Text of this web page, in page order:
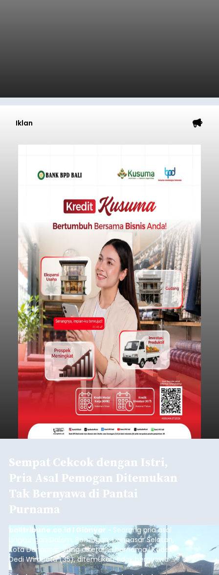
Iklan
Sempat Cekcok dengan Istri,
Pria Asal Pemogan Ditemukan
Tak Bernyawa di Pantai
Purnama
balitribune.co.id I Gianyar - Seorang pria asal
Lingkungan Dalem, Pemogan, Denpasar Selatan,
Kota Denpasar, yang diketahui bernama I Kadek
Dedi Wiranata (35), ditemukan tidak bernyawa di
pesisir Pantai Purnama, Sukawati.